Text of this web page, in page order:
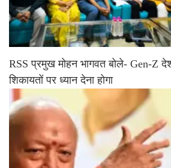
RSS प्रमुख मोहन भागवत बोले- Gen-Z
शिकायतों पर ध्यान देना होगा